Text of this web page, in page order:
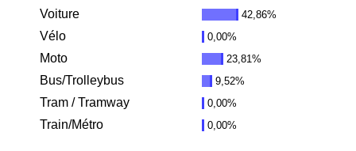
Voiture 42,86%
Vélo 0,00%
Moto 23,81%
Bus/Trolleybus 9,52%
Tram / Tramway 0,00%
Train/Métro 0,00%